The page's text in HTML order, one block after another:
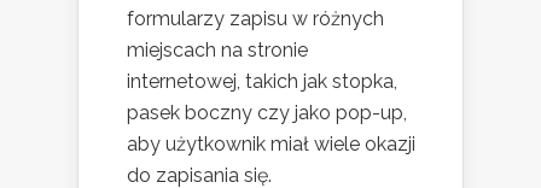
formularzy zapisu w różnych
miejscach na stronie
internetowej, takich jak stopka,
pasek boczny czy jako pop-up,
aby użytkownik miał wiele okazji
do zapisania się.